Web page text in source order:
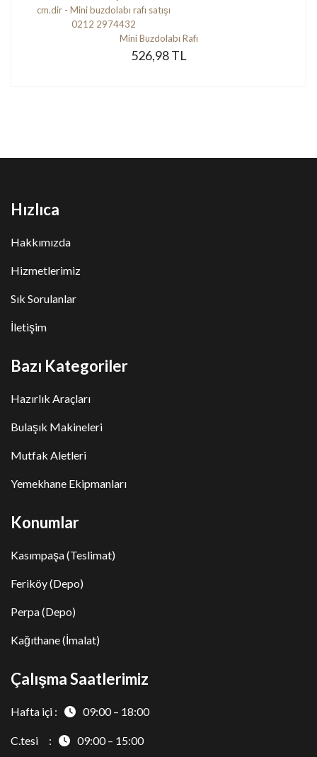
Mini Buzdolabı Rafı
526,98 TL
Hızlıca
Hakkımızda
Hizmetlerimiz
Sık Sorulanlar
İletişim
Bazı Kategoriler
Hazırlık Araçları
Bulaşık Makineleri
Mutfak Aletleri
Yemekhane Ekipmanları
Konumlar
Kasımpaşa (Teslimat)
Feriköy (Depo)
Perpa (Depo)
Kağıthane (İmalat)
Çalışma Saatlerimiz
Hafta içi : 09:00 – 18:00
C.tesi : 09:00 – 15:00